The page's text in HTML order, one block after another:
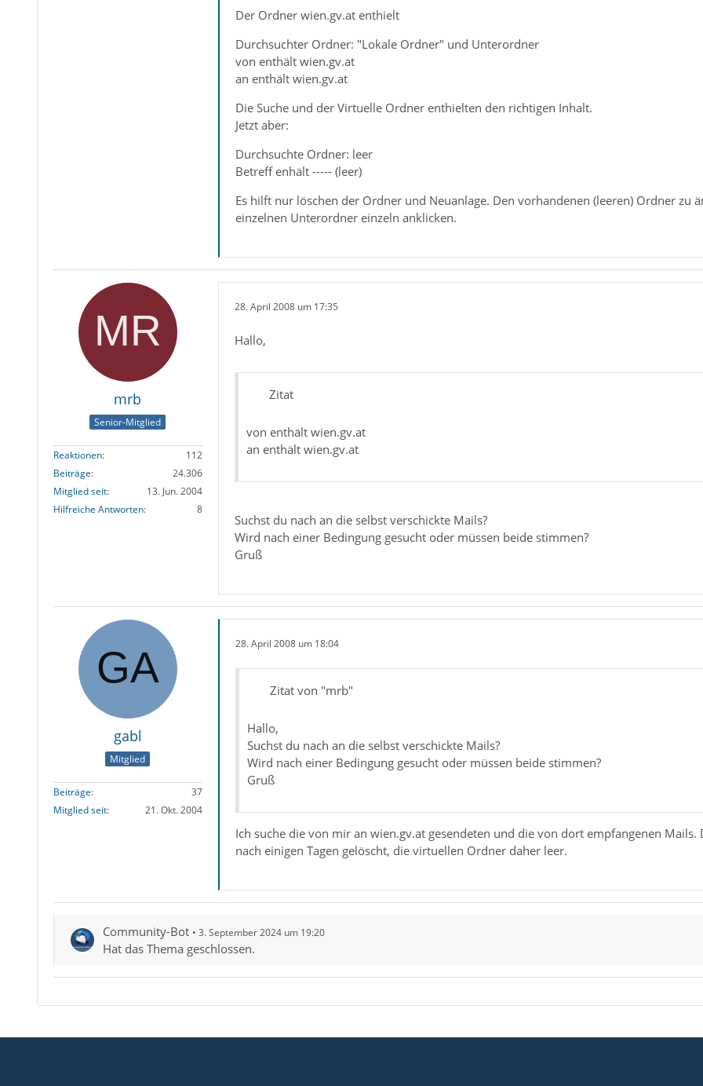
Der Ordner wien.gv.at enthielt
Durchsuchter Ordner: "Lokale Ordner" und Unterordner
von enthält wien.gv.at
an enthält wien.gv.at
Die Suche und der Virtuelle Ordner enthielten den richtigen Inhalt.
Jetzt aber:
Durchsuchte Ordner: leer
Betreff enhält ----- (leer)
Es hilft nur löschen der Ordner und Neuanlage. Den vorhandenen (leeren) Ordner zu
einzelnen Unterordner einzeln anklicken.
mrb
Senior-Mitglied
Reaktionen
112
Beiträge
24.306
Mitglied seit
13. Jun. 2004
Hilfreiche Antworten
8
28. April 2008 um 17:35
Hallo,
Zitat
von enthält wien.gv.at
an enthält wien.gv.at
Suchst du nach an die selbst verschickte Mails?
Wird nach einer Bedingung gesucht oder müssen beide stimmen?
Gruß
gabl
Mitglied
Beiträge
37
Mitglied seit
21. Okt. 2004
28. April 2008 um 18:04
Zitat von "mrb"
Hallo,
Suchst du nach an die selbst verschickte Mails?
Wird nach einer Bedingung gesucht oder müssen beide stimmen?
Gruß
Ich suche die von mir an wien.gv.at gesendeten und die von dort empfangenen
nach einigen Tagen gelöscht, die virtuellen Ordner daher leer.
Community-Bot 3. September 2024 um 19:20
Hat das Thema geschlossen.